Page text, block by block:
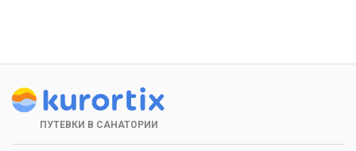
ПУТЕВКИ В САНАТОРИИ